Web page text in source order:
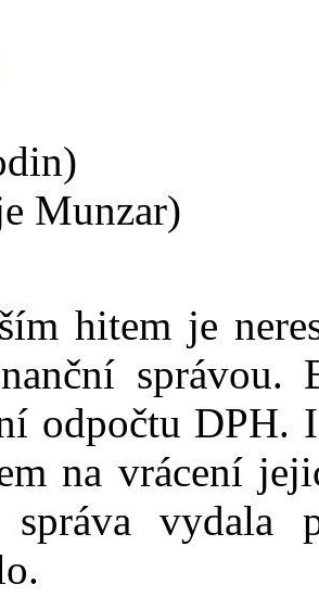
Munzar)
hitem je
správou.
odpočtu DPH.
na vrácení
správa vydala